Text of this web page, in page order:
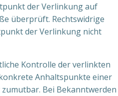
der Verlinkung auf
überprüft. Rechtswidrige
der Verlinkung nicht
Kontrolle der verlinkten
Anhaltspunkte einer
Bei Bekanntwerden